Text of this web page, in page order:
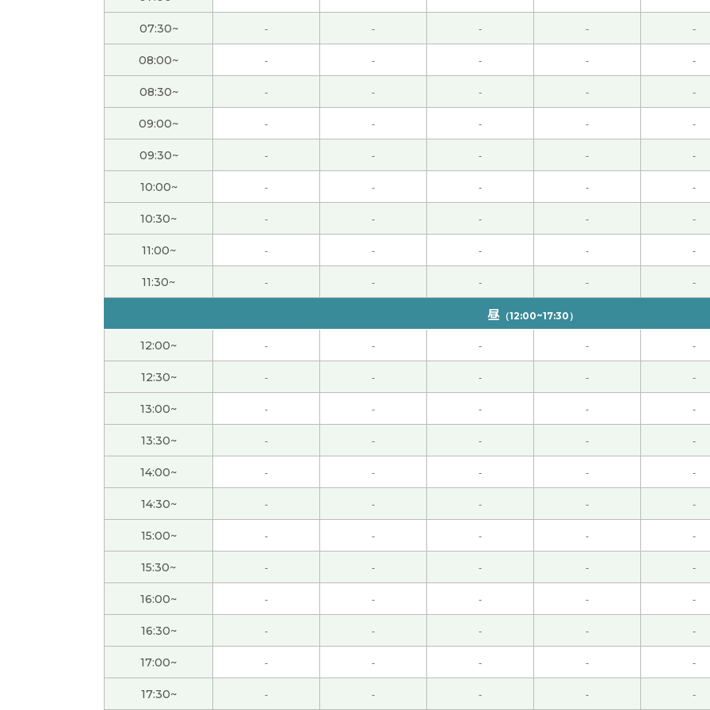
八月末我打算又跟中国朋友一起去长野县三天两夜的登山。下节课见。
辛苦了～，下节课见。
发音很容易理解，这太好了。
我非常喜欢上了“借钱见人心，还钱见人品”这句话。以后我也打算用一用。下节课见！ ( 50代 男性 )
老师，谢谢您帮我学习汉语。今年三月末我离职了。然后我还没找到新的工作。五月美国的工作人员请我帮他
受到养老金。哈哈哈😅下次见~( 男性 )
大多数的人很喜欢买东西。我哥哥也一样但喜欢的是价格最便宜的东西。还有他很知道质量好的产品。最便宜
和老师聊植物，我非常开心。谢谢老师，下次见！( 女性 )
确实如此。在今天凌晨举行的世界杯足球赛日本对巴西的比赛中，日本队以1比2被巴西队淘汰。日本队上一次
上。真是光阴似箭的。( 50代 男性 )
謝謝你！！！！！！！！！ ( 男性 )
日语中也有这样一句市场名言：“众人走的路往往拥挤，人迹罕至的幽径深处才能欣赏到繁花盛景。”，意思就
言意思差不多。下节课见。
( 50代 男性 )
辛苦了～，下节课再见！ ( 50代 男性 )
我觉得选择一个能充分发挥自身能力的好的专业，这一点确实很重要。下节课再见。( 50代 男性 )
年轻时，我常为了看深夜的体育直播而熬夜，但现在早睡比这更重要😁。下节课见。 ( 50代 男性 )
谢谢老师总是鼓励我。我会继续努力。
我也查叫精进料理没有鸡蛋。中国斋饭没有鸡蛋。下次见吧。( 男性 )
07:30~ - - - - -
08:00~ - - - - -
08:30~ - - - - -
09:00~ - - - - -
09:30~ - - - - -
10:00~ - - - - -
10:30~ - - - - -
11:00~ - - - - -
11:30~ - - - - -
昼（12:00~17:30）
12:00~ - - - - -
12:30~ - - - - -
13:00~ - - - - -
13:30~ - - - - -
14:00~ - - - - -
14:30~ - - - - -
15:00~ - - - - -
15:30~ - - - - -
16:00~ - - - - -
16:30~ - - - - -
17:00~ - - - - -
17:30~ - - - - -